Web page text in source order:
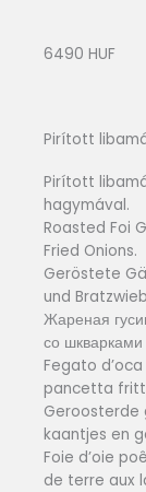
6490 HUF
Pirított
Pirított
hagymával.
Roasted Foi
Fried Onions.
Geröstete
und
Жареная
со
Fegato
pancetta
Geroosterde
kaantjes en
Foie d’oie
de terre aux